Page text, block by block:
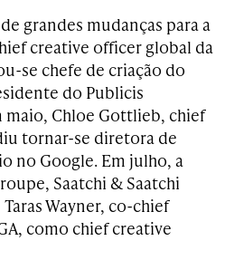
grandes mudanças para a
creative officer global da
se chefe de criação do
do Publicis
maio, Chloe Gottlieb, chief
tornar-se diretora de
no Google. Em julho, a
Saatchi & Saatchi
Wayner, co-chief
como chief creative